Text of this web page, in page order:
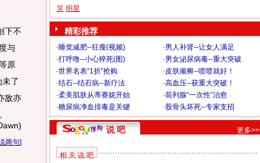
下不
与
原
了
敌亦
两句]
笑 明星
精彩推荐
·睡觉减肥--狂瘦(视频) ·男人补肾--让女人满足
·打呼噜--小心猝死(图) ·男女泌尿病毒--重大突破
·世界名表“1折”抢购 ·皮肤顽癣--喷喷就好！
·结石--结石病--新疗法 ·高血压--获重大突破！
·柔美肌肤从蒂赛妮开始 ·前列腺“一次性”治愈
·糖尿病净血排毒是关键 ·股骨头坏死--专家支招
说 吧 更多>>
相 关 说 吧